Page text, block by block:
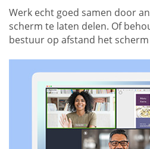
Werk echt goed samen door
scherm te laten delen. Of
bestuur op afstand het